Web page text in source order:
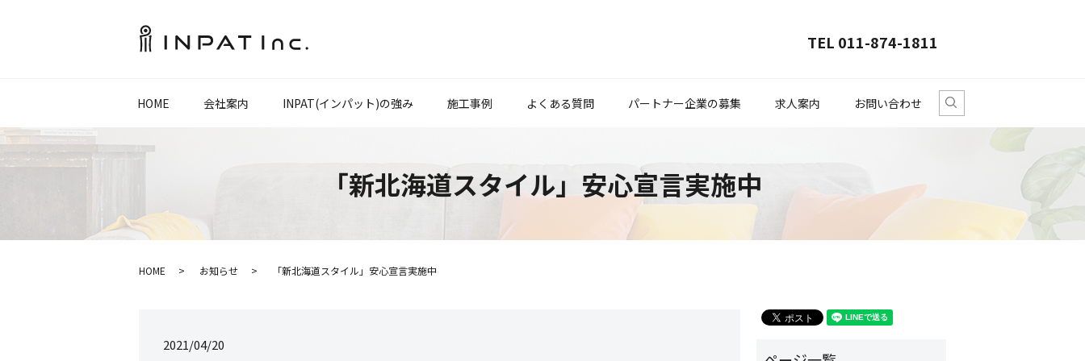
TEL 011-874-1811
HOME 会社案内 INPAT(インパット)の強み 施工事例 よくある質問 パートナー企業の募集 求人案内 お問い合わせ
search
「新北海道スタイル」安心宣言実施中
HOME お知らせ 「新北海道スタイル」安心宣言実施中
2021/04/20